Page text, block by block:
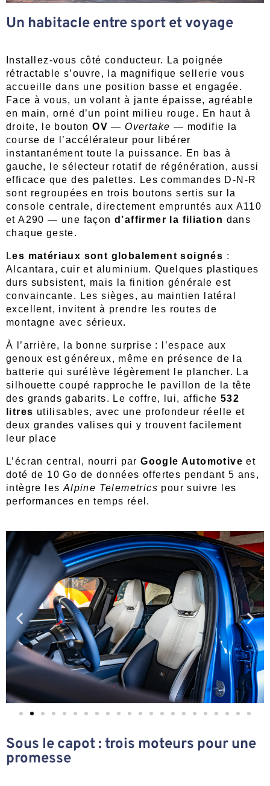
Un habitacle entre sport et voyage
Installez-vous côté conducteur. La poignée
rétractable s’ouvre, la magnifique sellerie vous
accueille dans une position basse et engagée.
Face à vous, un volant à jante épaisse, agréable
en main, orné d’un point milieu rouge. En haut à
droite, le boutonOV —Overtake — modifie la
course de l’accélérateur pour libérer
instantanément toute la puissance. En bas à
gauche, le sélecteur rotatif de régénération, aussi
efficace que des palettes. Les commandes D-N-R
sont regroupées en trois boutons sertis sur la
console centrale, directement empruntés aux A110
et A290 — une façon d’affirmer la filiation dans
chaque geste.
Les matériaux sont globalement soignés :
Alcantara, cuir et aluminium. Quelques plastiques
durs subsistent, mais la finition générale est
convaincante. Les sièges, au maintien latéral
excellent, invitent à prendre les routes de
montagne avec sérieux.
À l’arrière, la bonne surprise : l’espace aux
genoux est généreux, même en présence de la
batterie qui surélève légèrement le plancher. La
silhouette coupé rapproche le pavillon de la tête
des grands gabarits. Le coffre, lui, affiche 532
litres utilisables, avec une profondeur réelle et
deux grandes valises qui y trouvent facilement
leur place
L’écran central, nourri parGoogle Automotive et
doté de 10 Go de données offertes pendant 5 ans,
intègre les Alpine Telemetrics pour suivre les
performances en temps réel.
Sous le capot : trois moteurs pour une
promesse